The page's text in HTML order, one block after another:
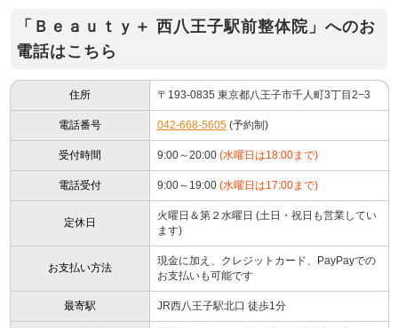
「Ｂｅａｕｔｙ＋ 西八王子駅前整体院」へのお
電話はこちら
住所 〒193-0835 東京都八王子市千人町3丁目2−3
電話番号 042-668-5605(予約制)
受付時間 9:00～20:00 (水曜日は18:00まで)
電話受付 9:00～19:00 (水曜日は17:00まで)
定休日
火曜日＆第２水曜日 (土日・祝日も営業してい
ます)
お支払い方法
現金に加え、クレジットカード、PayPayでの
お支払いも可能です
最寄駅 JR西八王子駅北口 徒歩1分